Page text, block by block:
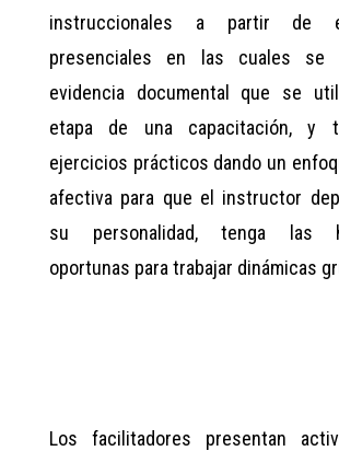
instruccionales a partir de
presenciales en las cuales se
evidencia documental que se
etapa de una capacitación, y
ejercicios prácticos dando un
afectiva para que el instructor
su personalidad, tenga las
oportunas para trabajar dinámicas
Los facilitadores presentan